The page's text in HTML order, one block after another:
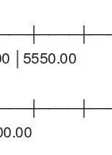
│5550.00